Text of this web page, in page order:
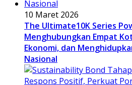
10 Maret 2026
The Ultimate10K Series
Menghubungkan Empat
Ekonomi, dan
Nasional